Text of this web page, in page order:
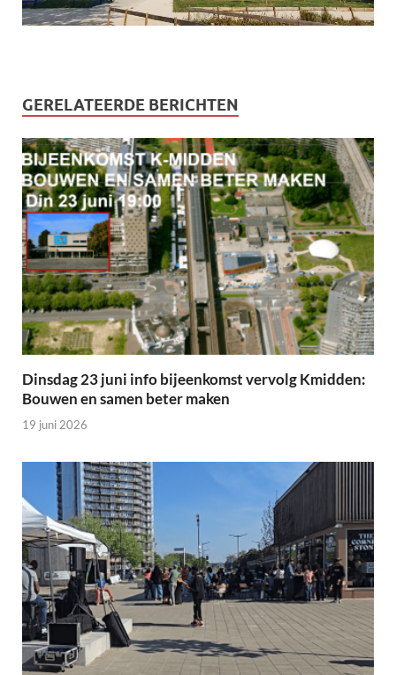
GERELATEERDE BERICHTEN
Dinsdag 23 juni info bijeenkomst vervolg Kmidden:
Bouwen en samen beter maken
19 juni 2026